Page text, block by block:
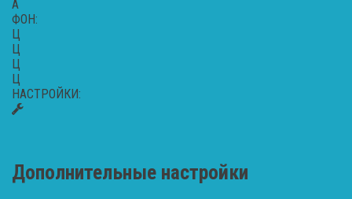
A
ФОН:
Ц
Ц
Ц
Ц
НАСТРОЙКИ:
Дополнительные настройки